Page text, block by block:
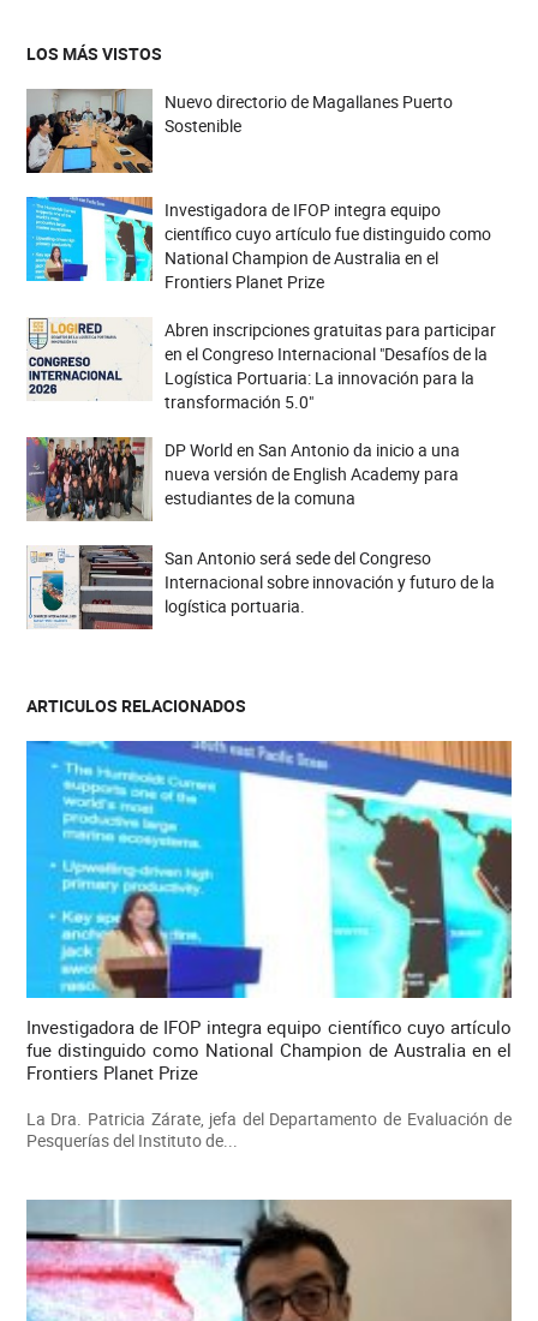
LOS MÁS VISTOS
Nuevo directorio de Magallanes Puerto
Sostenible
Investigadora de IFOP integra equipo
científico cuyo artículo fue distinguido como
National Champion de Australia en el
Frontiers Planet Prize
Abren inscripciones gratuitas para participar
en el Congreso Internacional "Desafíos de la
Logística Portuaria: La innovación para la
transformación 5.0"
DP World en San Antonio da inicio a una
nueva versión de English Academy para
estudiantes de la comuna
San Antonio será sede del Congreso
Internacional sobre innovación y futuro de la
logística portuaria.
ARTICULOS RELACIONADOS
Investigadora de IFOP integra equipo científico cuyo artículo
fue distinguido como National Champion de Australia en el
Frontiers Planet Prize
La Dra. Patricia Zárate, jefa del Departamento de Evaluación de
Pesquerías del Instituto de...